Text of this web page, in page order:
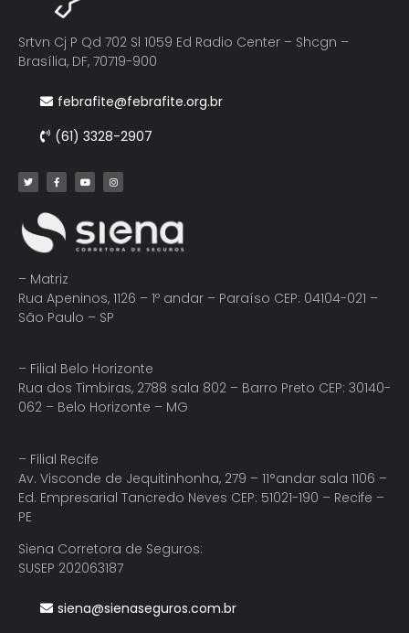
Srtvn Cj P Qd 702 Sl 1059 Ed Radio Center – Shcgn –
Brasília, DF, 70719-900
febrafite@febrafite.org.br
(61) 3328-2907
– Matriz
Rua Apeninos, 1126 – 1º andar – Paraíso CEP: 04104-021 –
São Paulo – SP
– Filial Belo Horizonte
Rua dos Timbiras, 2788 sala 802 – Barro Preto CEP: 30140-
062 – Belo Horizonte – MG
– Filial Recife
Av. Visconde de Jequitinhonha, 279 – 11°andar sala 1106 –
Ed. Empresarial Tancredo Neves CEP: 51021-190 – Recife –
PE
Siena Corretora de Seguros:
SUSEP 202063187
siena@sienaseguros.com.br